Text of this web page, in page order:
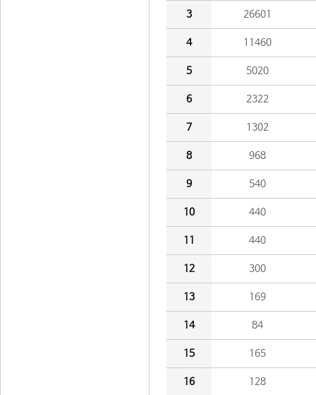
3 26601
4 11460
5 5020
6 2322
7 1302
8 968
9 540
10 440
11 440
12 300
13 169
14 84
15 165
16 128